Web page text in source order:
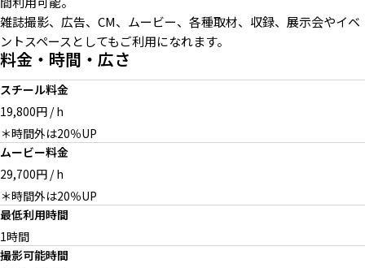
白壁のドア
雑誌撮影、広告、CM、ムービー、各種取材、収録、展示会やイベ
ントスペースとしてもご利用になれます。
料金・時間・広さ
スチール料金
19,800円 / h
＊時間外は20％UP
ムービー料金
29,700円 / h
＊時間外は20％UP
最低利用時間
1時間
撮影可能時間